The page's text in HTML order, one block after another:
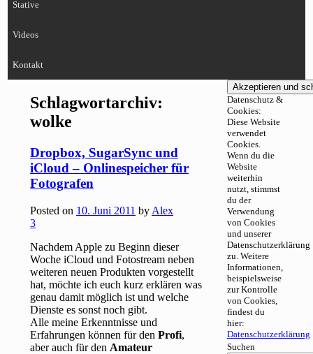
Stative
Videos
Kontakt
Schlagwortarchiv:
wolke
Dropbox, SugarSync und
iCloud – Onlinespeicher für
Fotografen
Posted on 10. Juni 2011 by Alex
3
Nachdem Apple zu Beginn dieser
Woche iCloud und Fotostream neben
weiteren neuen Produkten vorgestellt
hat, möchte ich euch kurz erklären was
genau damit möglich ist und welche
Dienste es sonst noch gibt.
Alle meine Erkenntnisse und
Erfahrungen können für denProfi,
aber auch für den Amateur
Datenschutz &
Cookies:
Diese Website
verwendet
Cookies.
Wenn du die
Website
weiterhin
nutzt, stimmst
du der
Verwendung
von Cookies
und unserer
Datenschutzerklärung
zu. Weitere
Informationen,
beispielsweise
zur Kontrolle
von Cookies,
findest du
hier:
Datenschutzerklärung
Suchen